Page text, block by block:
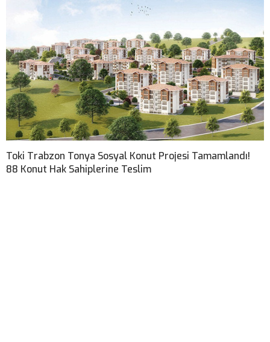
Toki Trabzon Tonya Sosyal Konut Projesi Tamamlandı!
88 Konut Hak Sahiplerine Teslim